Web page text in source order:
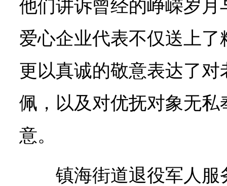
他们讲诉曾经的峥嵘岁
爱心企业代表不仅送上
更以真诚的敬意表达了
佩，以及对优抚对象无
意。
镇海街道退役军人